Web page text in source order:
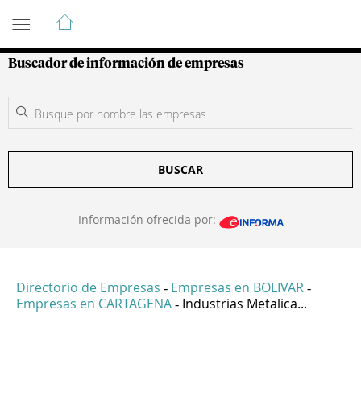
Guía de Empresas Colombianas
Buscador de información de empresas
BUSCAR
Información ofrecida por:
Directorio de Empresas - Empresas en BOLIVAR -
Empresas en CARTAGENA - Industrias Metalica...